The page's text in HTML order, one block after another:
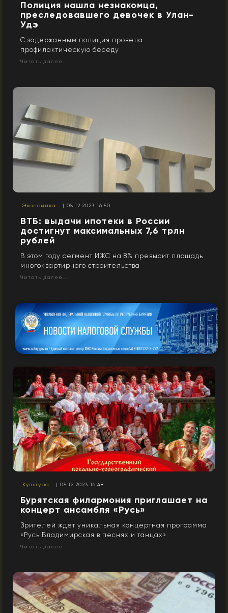
Полиция нашла незнакомца,
преследовавшего девочек в Улан-
Удэ
С задержанным полиция провела
профилактическую беседу
Читать далее...
Экономика | 05.12.2023 16:50
ВТБ: выдачи ипотеки в России
достигнут максимальных 7,6 трлн
рублей
В этом году сегмент ИЖС на 8% превысит площадь
многоквартирного строительства
Читать далее...
Культура | 05.12.2023 16:48
Бурятская филармония приглашает на
концерт ансамбля «Русь»
Зрителей ждет уникальная концертная программа
«Русь Владимирская в песнях и танцах»
Читать далее...